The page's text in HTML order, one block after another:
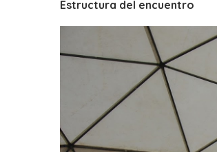
Estructura del encuentro